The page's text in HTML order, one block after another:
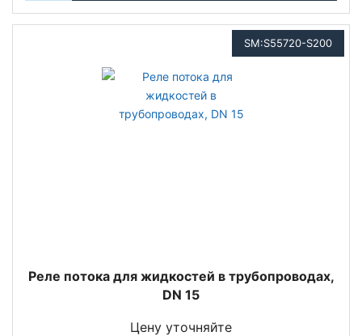
SM:S55720-S200
Реле потока для жидкостей в трубопроводах,
DN 15
Цену уточняйте